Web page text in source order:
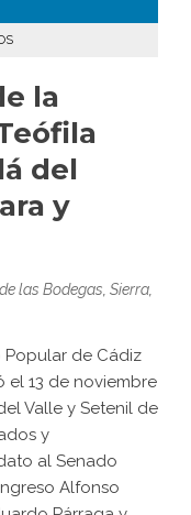
la
del
y
las Bodegas, Sierra,
Popular de Cádiz
el 13 de noviembre
Valle y Setenil de
y
al Senado
Alfonso